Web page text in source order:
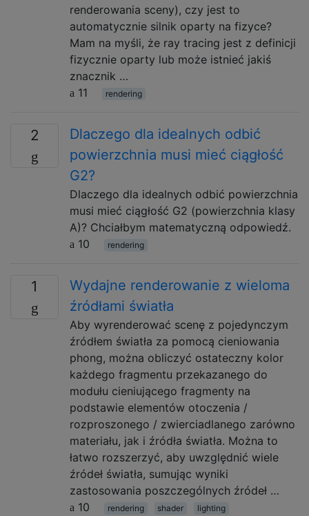
renderowania sceny), czy jest to
automatycznie silnik oparty na fizyce?
Mam na myśli, że ray tracing jest z definicji
fizycznie oparty lub może istnieć jakiś
znacznik …
11
rendering
2
Dlaczego dla idealnych odbić
powierzchnia musi mieć ciągłość
G2?
Dlaczego dla idealnych odbić powierzchnia
musi mieć ciągłość G2 (powierzchnia klasy
A)? Chciałbym matematyczną odpowiedź.
10
rendering
1
Wydajne renderowanie z wieloma
źródłami światła
Aby wyrenderować scenę z pojedynczym
źródłem światła za pomocą cieniowania
phong, można obliczyć ostateczny kolor
każdego fragmentu przekazanego do
modułu cieniującego fragmenty na
podstawie elementów otoczenia /
rozproszonego / zwierciadlanego zarówno
materiału, jak i źródła światła. Można to
łatwo rozszerzyć, aby uwzględnić wiele
źródeł światła, sumując wyniki
zastosowania poszczególnych źródeł …
10
rendering shader lighting